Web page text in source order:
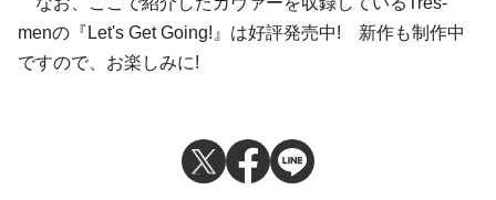
menの『Let's Get Going!』は好評発売中! 新作も制作中
ですので、お楽しみに!